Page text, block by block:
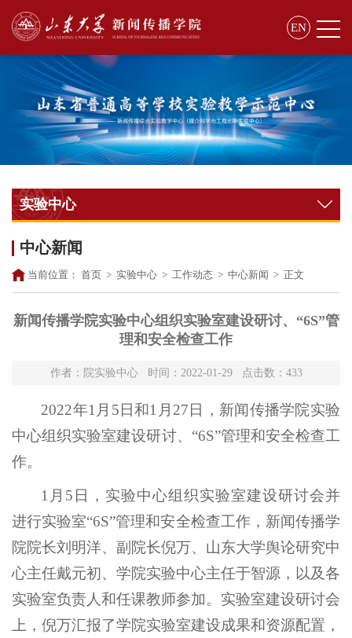
EN
实验中心
中心新闻
当前位置： 首页 > 实验中心 > 工作动态 > 中心新闻 > 正文
新闻传播学院实验中心组织实验室建设研讨、“6S”管
理和安全检查工作
作者：院实验中心 时间：2022-01-29 点击数： 433
2022年1月5日和1月27日，新闻传播学院实验
中心组织实验室建设研讨、“6S”管理和安全检查工
作。
1月5日，实验中心组织实验室建设研讨会并
进行实验室“6S”管理和安全检查工作，新闻传播学
院院长刘明洋、副院长倪万、山东大学舆论研究中
心主任戴元初、学院实验中心主任于智源，以及各
实验室负责人和任课教师参加。实验室建设研讨会
上，倪万汇报了学院实验室建设成果和资源配置，